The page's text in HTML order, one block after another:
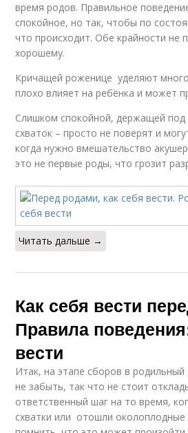
время родов. Правильное
спокойное, но так, чтобы по
что происходит. Обе крайности не
хорошему.
Кричащей роженице уделяют
плохо влияет на ребёнка и может
Слишком спокойной, держащей
схваток – просто не поверят и
когда нужно вмешательство
это не первые роды, что грозит
Читать дальше →
Как себя вести
Правила
вести
Итак, на этапе сборов в
не забыть, так что не стоит
ответственный шаг на то время,
схватки или отошли